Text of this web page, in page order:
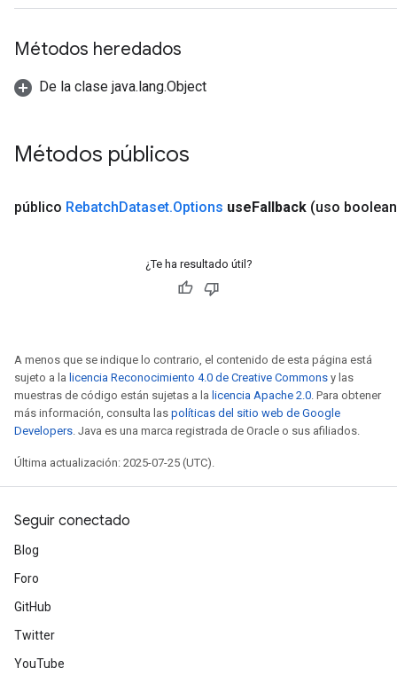
Métodos heredados
De la clase java.lang.Object
Métodos públicos
público RebatchDataset.Options useFallback (uso
¿Te ha resultado útil?
A menos que se indique lo contrario, el contenido de esta página está
sujeto a la licencia Reconocimiento 4.0 de Creative Commons y las
muestras de código están sujetas a la licencia Apache 2.0. Para obtener
más información, consulta las políticas del sitio web de Google
Developers. Java es una marca registrada de Oracle o sus afiliados.
Última actualización: 2025-07-25 (UTC).
Seguir conectado
Blog
Foro
GitHub
Twitter
YouTube